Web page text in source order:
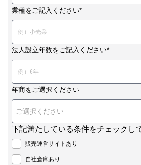
業種をご記入ください*
法人設立年数をご記入ください*
年商をご選択ください
ご選択ください
下記満たしている条件をチェックし
販売運営サイトあり
自社倉庫あり